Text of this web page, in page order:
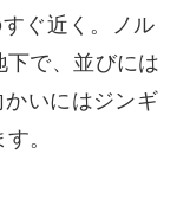
ぐ近く。ノル
で、並びには
かいにはジンギ
。